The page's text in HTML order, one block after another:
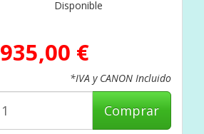
Disponible
935,00 €
*IVA y CANON Incluido
Comprar